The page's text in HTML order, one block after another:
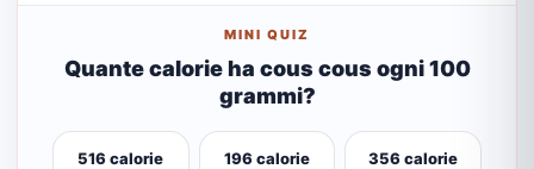
MINI QUIZ
Quante calorie ha cous cous ogni 100
grammi?
516 calorie 196 calorie 356 calorie